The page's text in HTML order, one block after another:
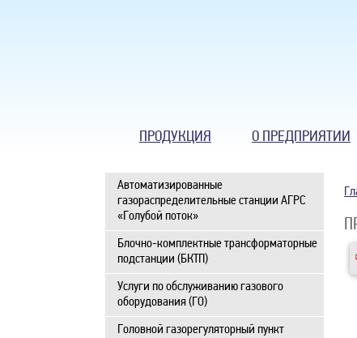
ПРОДУКЦИЯ О ПРЕДПРИЯТИИ
Автоматизированные
газораспределительные станции АГРС
«Голубой поток»
Блочно-комплектные трансформаторные
подстанции (БКТП)
Услуги по обслуживанию газового
оборудования (ГО)
Головной газорегуляторный пункт